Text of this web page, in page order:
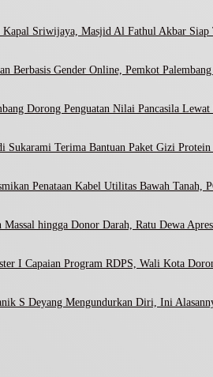
Kapal Sriwijaya, Masjid Al Fathul Akbar
Berbasis Gender Online, Pemkot
Dorong Penguatan Nilai Pancasila Lewat
Sukarami Terima Bantuan Paket Gizi
Penataan Kabel Utilitas Bawah
Massal hingga Donor Darah, Ratu Dewa
I Capaian Program RDPS, Wali Kota
S Deyang Mengundurkan Diri, Ini